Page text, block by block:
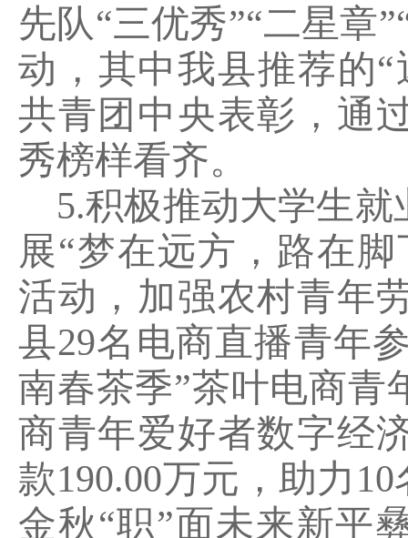
先队“三优秀”“二星章
动，其中我县推荐的“
共青团中央表彰，通
秀榜样看齐。
5.积极推动大学生
展“梦在远方，路在脚
活动，加强农村青年
县29名电商直播青年
南春茶季”茶叶电商青
商青年爱好者数字经
款190.00万元，助力 10
金秋“职”面未来新平